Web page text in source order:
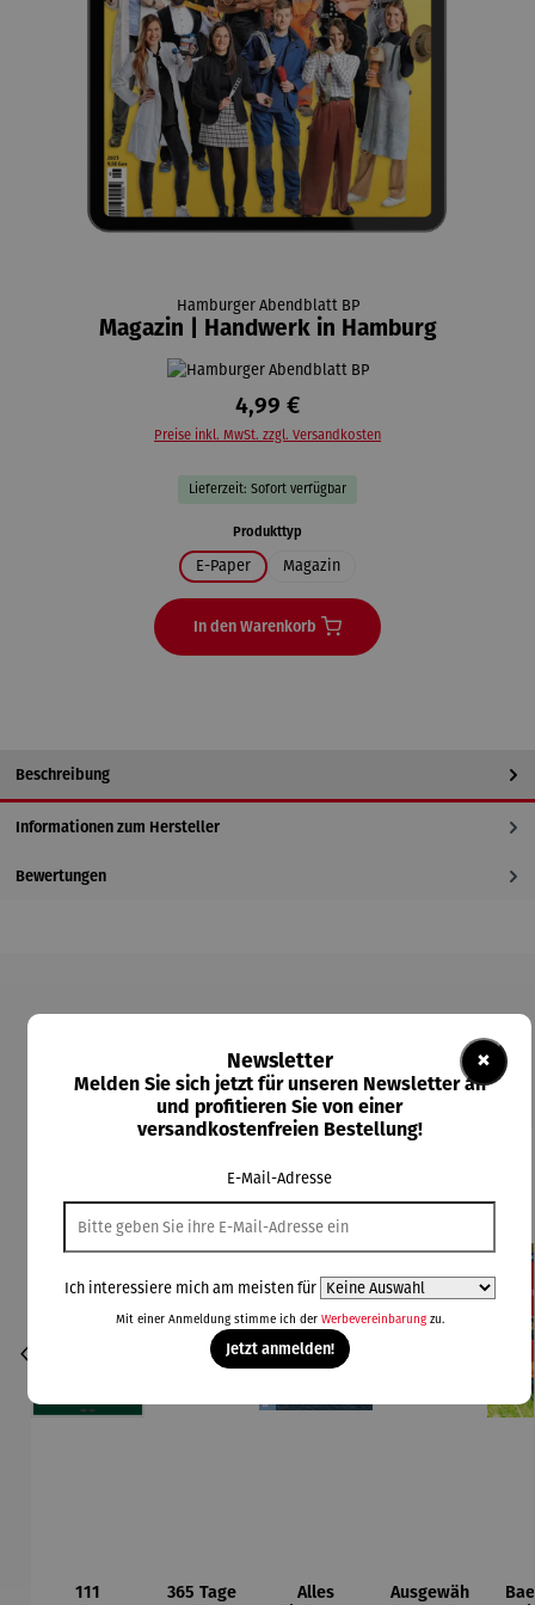
Hamburger Abendblatt BP
Magazin | Handwerk in Hamburg
4,99 €
Preise inkl. MwSt. zzgl. Versandkosten
Lieferzeit: Sofort verfügbar
Produkttyp
E-Paper Magazin
In den Warenkorb
Beschreibung
Informationen zum Hersteller
Bewertungen
Produktgalerie überspringen
Kunden kauften auch
111
365 Tage
Alles
Ausgewäh
×
Newsletter
Melden Sie sich jetzt für unseren Newsletter an
und profitieren Sie von einer
versandkostenfreien Bestellung!
E-Mail-Adresse
Ich interessiere mich am meisten für
Mit einer Anmeldung stimme ich der Werbevereinbarungzu.
Jetzt anmelden!